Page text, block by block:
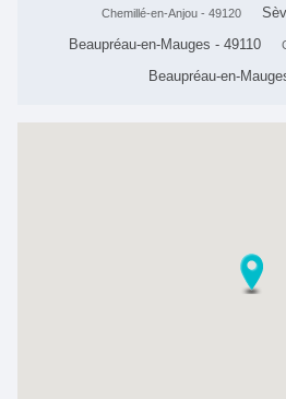
Chemillé-en-Anjou - 49120
Beaupréau-en-Mauges - 49110
Beaupréau-en-